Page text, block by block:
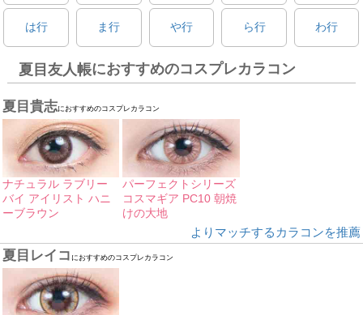
は行 ま行 や行 ら行 わ行
夏目友人帳におすすめのコスプレカラコン
夏目貴志におすすめのコスプレカラコン
ナチュラル ラブリー
バイ アイリスト ハニ
ーブラウン
パーフェクトシリーズ
コスマギア PC10 朝焼
けの大地
よりマッチするカラコンを推薦
夏目レイコ におすすめのコスプレカラコン